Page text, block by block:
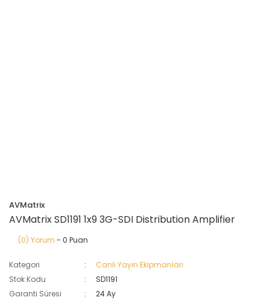
AVMatrix
AVMatrix SD1191 1x9 3G-SDI Distribution Amplifier
(0) Yorum - 0 Puan
Kategori
Canlı Yayın Ekipmanları
Stok Kodu
SD1191
Garanti Süresi
24 Ay